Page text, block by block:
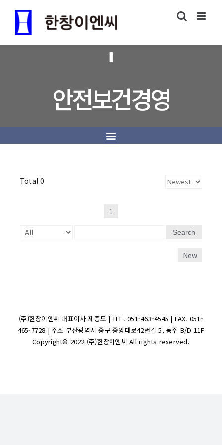
안전보건경영
Total 0
1
Search
New
(주)한창이엔씨 대표이사 제종모 | TEL. 051-463-4545 | FAX. 051-
465-7728 | 주소 부산광역시 중구 중앙대로42번길 5, 동주 B/D 11F
Copyright© 2022 (주)한창이엔씨 All rights reserved.